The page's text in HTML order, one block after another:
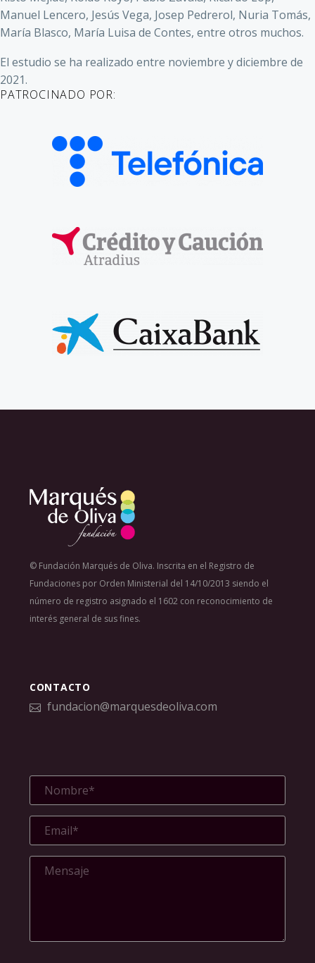
Manuel Lencero, Jesús Vega, Josep Pedrerol, Nuria Tomás,
María Blasco, María Luisa de Contes, entre otros muchos.
El estudio se ha realizado entre noviembre y diciembre de
2021.
PATROCINADO POR:
© Fundación Marqués de Oliva. Inscrita en el Registro de
Fundaciones por Orden Ministerial del 14/10/2013 siendo el
número de registro asignado el 1602 con reconocimiento de
interés general de sus fines.
CONTACTO
fundacion@marquesdeoliva.com